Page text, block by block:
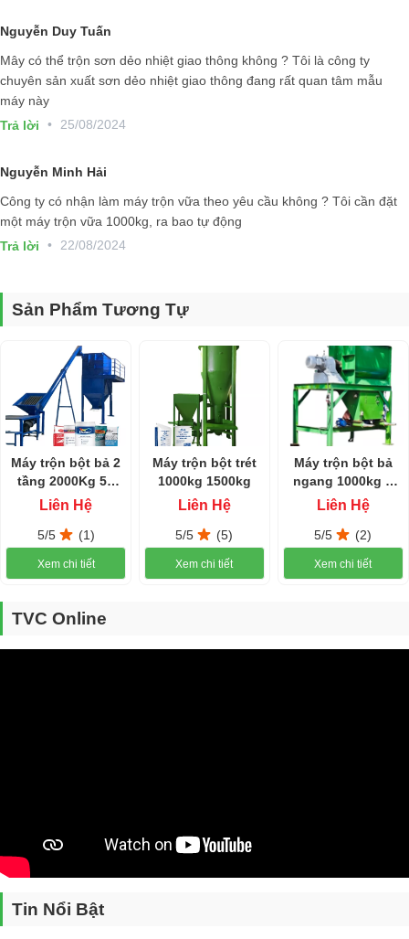
Tính thẩm mỹ và độ bền cao
Thành phần của vữa khô đã được sàng lọc rất kỹ, không tồn tại các
tạp chất, các thành phần nguyên liệu cũng được đảo bằng máy rất
đều trong quá trình sản xuất nên đảm bảm bảo hơn độ bằng phẳng,
nhẵn mịn cho bề mặt tường. Không chỉ vậy, thành phần của vữa khô
xuất hiện các vết ố vàng sau một thời gian sử dụng như trên vữa
thông thường.
Vữa khô có độ bám dính rất cao không chỉ do thành phần có chứa các
phụ gia tăng cường độ bám dính, mà còn bởi thành phần nguyên liệu
bùn đất, tạp vô cơ và hữu cơ như gỗ mục, rác thải... Do đó đảm bảo
Trong thành phần của vữa khô có chứa phụ gia chống thấm, do đó sử
Nguyễn Duy Tuấn
Mây có thể trộn sơn dẻo nhiệt giao thông không ? Tôi là công ty
chuyên sản xuất sơn dẻo nhiệt giao thông đang rất quan tâm mẫu
máy này
Trả lời
• 25/08/2024
Nguyễn Minh Hải
Công ty có nhận làm máy trộn vữa theo yêu cầu không ? Tôi cần đặt
một máy trộn vữa 1000kg, ra bao tự động
Trả lời
• 22/08/2024
Sản Phẩm Tương Tự
Máy trộn bột bả 2
tầng 2000Kg 50
bao
Liên Hệ
5/5 (1)
Xem chi tiết
Máy trộn bột trét
1000kg 1500kg
Liên Hệ
5/5 (5)
Xem chi tiết
Máy trộn bột bả
ngang 1000kg 2
tầng
Liên Hệ
5/5 (2)
Xem chi tiết
TVC Online
Tin Nổi Bật